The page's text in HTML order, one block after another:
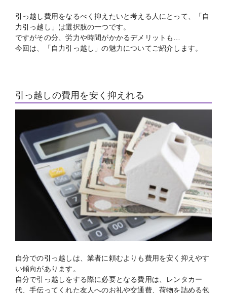
引っ越し費用をなるべく抑えたいと考える人にとって、「自
力引っ越し」は選択肢の一つです。
ですがその分、労力や時間がかかるデメリットも…
今回は、「自力引っ越し」の魅力についてご紹介します。
引っ越しの費用を安く抑えれる
自分での引っ越しは、業者に頼むよりも費用を安く抑えやす
い傾向があります。
自分で引っ越しをする際に必要となる費用は、レンタカー
代、手伝ってくれた友人へのお礼や交通費、荷物を詰める包